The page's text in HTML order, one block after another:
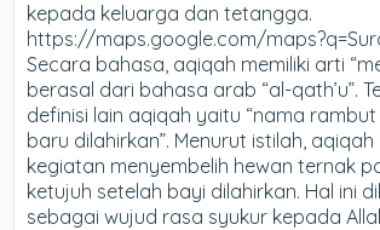
kepada keluarga dan tetangga.
https://maps.google.com/
Secara bahasa, aqiqah memiliki arti
berasal dari bahasa arab “al-qath’u”.
definisi lain aqiqah yaitu “nama
baru dilahirkan”. Menurut istilah,
kegiatan menyembelih hewan ternak
ketujuh setelah bayi dilahirkan. Hal ini
sebagai wujud rasa syukur kepada